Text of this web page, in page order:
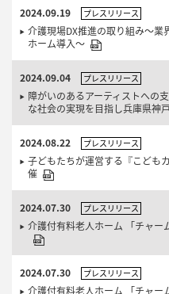
2024.09.19 プレスリリース
介護現場DX推進の取り組み～
ホーム導入～
2024.09.04 プレスリリース
障がいのあるアーティストへ
な社会の実現を目指し兵庫県神
2024.08.22 プレスリリース
子どもたちが運営する『こども
催
2024.07.30 プレスリリース
介護付有料老人ホーム 「チャー
2024.07.30 プレスリリース
介護付有料老人ホーム 「チャー